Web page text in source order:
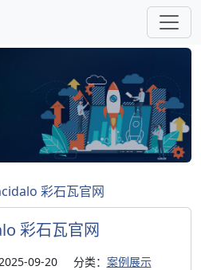
彩石瓦官网
彩石瓦官网
09-20 分类： 案例展示